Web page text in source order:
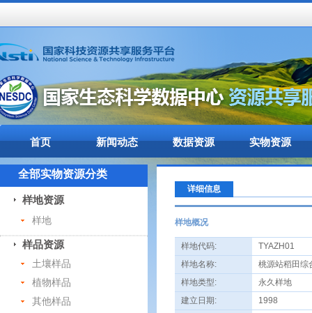
首页 新闻动态 数据资源 实物资源
全部实物资源分类
样地资源
样地
样品资源
土壤样品
植物样品
其他样品
详细信息
样地概况
样地代码:
TYAZH01
样地名称:
桃源站稻田综
样地类型:
永久样地
建立日期:
1998